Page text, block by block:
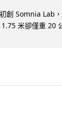
創 Somnia Lab
米卻僅重 20